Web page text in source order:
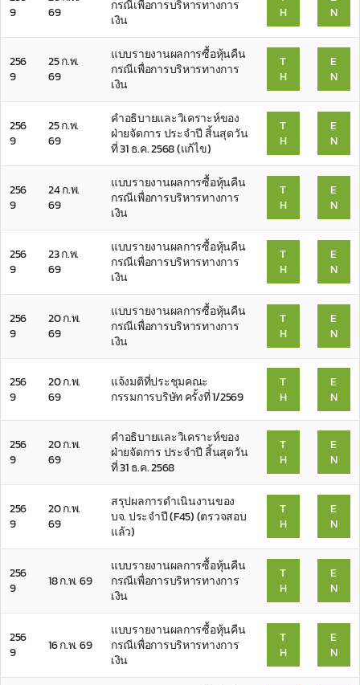
9
69
กรณีเพื่อการบริหารทางการ
เงิน
H
N
256
9
25 ก.พ.
69
แบบรายงานผลการซื้อหุ้นคืน
กรณีเพื่อการบริหารทางการ
เงิน
T
H
E
N
256
9
25 ก.พ.
69
คำอธิบายและวิเคราะห์ของ
ฝ่ายจัดการ ประจำปี สิ้นสุดวัน
ที่ 31 ธ.ค. 2568 (แก้ไข)
T
H
E
N
256
9
24 ก.พ.
69
แบบรายงานผลการซื้อหุ้นคืน
กรณีเพื่อการบริหารทางการ
เงิน
T
H
E
N
256
9
23 ก.พ.
69
แบบรายงานผลการซื้อหุ้นคืน
กรณีเพื่อการบริหารทางการ
เงิน
T
H
E
N
256
9
20 ก.พ.
69
แบบรายงานผลการซื้อหุ้นคืน
กรณีเพื่อการบริหารทางการ
เงิน
T
H
E
N
256
9
20 ก.พ.
69
แจ้งมติที่ประชุมคณะ
กรรมการบริษัท ครั้งที่ 1/2569
T
H
E
N
256
9
20 ก.พ.
69
คำอธิบายและวิเคราะห์ของ
ฝ่ายจัดการ ประจำปี สิ้นสุดวัน
ที่ 31 ธ.ค. 2568
T
H
E
N
256
9
20 ก.พ.
69
สรุปผลการดำเนินงานของ
บจ. ประจำปี (F45) (ตรวจสอบ
แล้ว)
T
H
E
N
256
9
18 ก.พ. 69
แบบรายงานผลการซื้อหุ้นคืน
กรณีเพื่อการบริหารทางการ
เงิน
T
H
E
N
256
9
16 ก.พ. 69
แบบรายงานผลการซื้อหุ้นคืน
กรณีเพื่อการบริหารทางการ
เงิน
T
H
E
N